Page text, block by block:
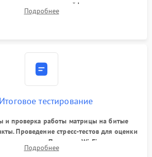
хрупких шлейфов матрицы и
всех элементов внутри корпуса
Подробнее
тестирование
и проверка работы матрицы на битые
Проведение стресс-тестов для оценки
охлаждения. Проверка Wi-Fi, камеры,
портов перед выдачей устройства.
Подробнее